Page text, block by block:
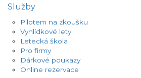
Služby
Pilotem na zkoušku
Vyhlídkové lety
Letecká škola
Pro firmy
Dárkové poukazy
Online rezervace